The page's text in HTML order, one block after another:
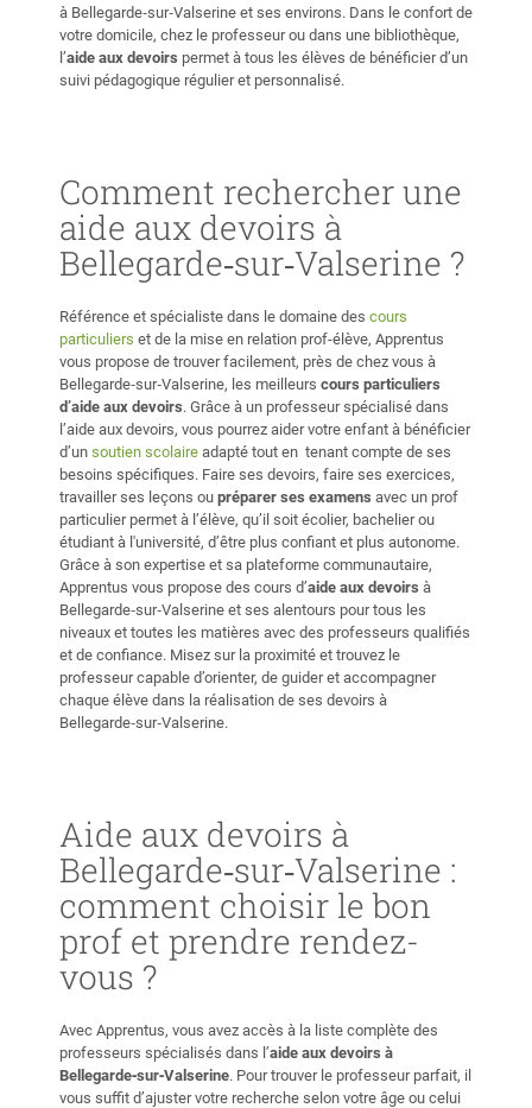
à Bellegarde‑sur‑Valserine et ses environs. Dans le confort de
votre domicile, chez le professeur ou dans une bibliothèque,
l’aide aux devoirs permet à tous les élèves de bénéficier d’un
suivi pédagogique régulier et personnalisé.
Comment rechercher une
aide aux devoirs à
Bellegarde‑sur‑Valserine ?
Référence et spécialiste dans le domaine des cours
particuliers et de la mise en relation prof-élève, Apprentus
vous propose de trouver facilement, près de chez vous à
Bellegarde‑sur‑Valserine, les meilleurs cours particuliers
d’aide aux devoirs. Grâce à un professeur spécialisé dans
l’aide aux devoirs, vous pourrez aider votre enfant à bénéficier
d’un soutien scolaire adapté tout en tenant compte de ses
besoins spécifiques. Faire ses devoirs, faire ses exercices,
travailler ses leçons ou préparer ses examens avec un prof
particulier permet à l’élève, qu’il soit écolier, bachelier ou
étudiant à l'université, d’être plus confiant et plus autonome.
Grâce à son expertise et sa plateforme communautaire,
Apprentus vous propose des cours d’aide aux devoirs à
Bellegarde‑sur‑Valserine et ses alentours pour tous les
niveaux et toutes les matières avec des professeurs qualifiés
et de confiance. Misez sur la proximité et trouvez le
professeur capable d’orienter, de guider et accompagner
chaque élève dans la réalisation de ses devoirs à
Bellegarde‑sur‑Valserine.
Aide aux devoirs à
Bellegarde‑sur‑Valserine :
comment choisir le bon
prof et prendre rendez-
vous ?
Avec Apprentus, vous avez accès à la liste complète des
professeurs spécialisés dans l’aide aux devoirs à
Bellegarde‑sur‑Valserine. Pour trouver le professeur parfait, il
vous suffit d’ajuster votre recherche selon votre âge ou celui